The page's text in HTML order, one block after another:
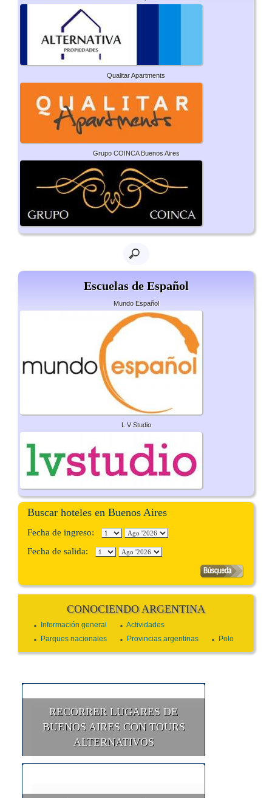
Qualitar Apartments
Grupo COINCA Buenos Aires
Escuelas de Español
Mundo Español
L V Studio
Buscar hoteles en Buenos Aires
Fecha de ingreso:
Fecha de salida:
CONOCIENDO ARGENTINA
Información general
Actividades
Parques nacionales
Provincias argentinas Polo
RECORRER LUGARES DE
BUENOS AIRES CON TOURS
ALTERNATIVOS